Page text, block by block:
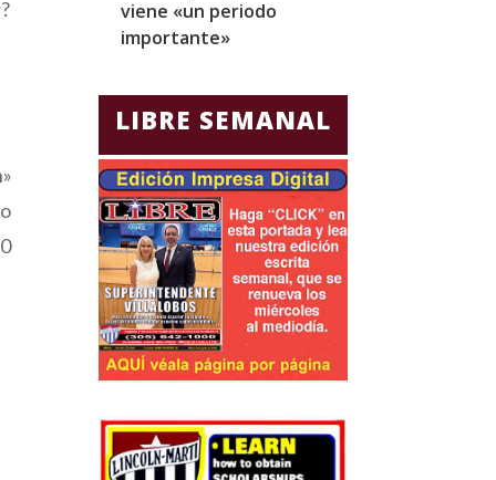
viene «un periodo
importante»
LIBRE SEMANAL